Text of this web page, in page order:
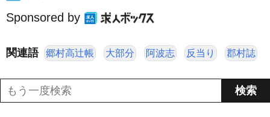
Sponsored by
関連語 郷村高辻帳 大部分 阿波志 反当り 郡村誌